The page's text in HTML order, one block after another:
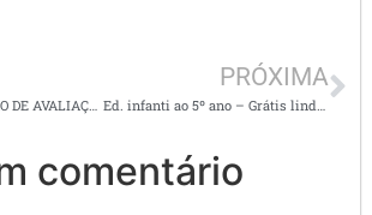
4º ANO – SUGESTÃO DE AVALIAÇÃO DIAGNÓSTICA DE LÍNGUA PORTUGUESA
PRÓXIMA
Ed. infanti ao 5º ano – Grátis lindas histórias narradas para a criançada – coleção disquinho –
comentário